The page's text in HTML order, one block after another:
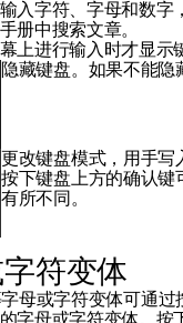
入字符、字母和数字
册中搜索文章。
上进行输入时才显示
隐藏键盘。如果不能隐
更改键盘模式，用手写
按下键盘上方的确认键
有所不同。
符变体
母或字符变体可通过